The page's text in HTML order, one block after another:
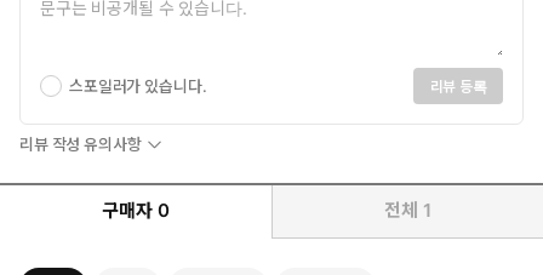
스포일러가 있습니다. 리뷰 등록
리뷰 작성 유의사항
구매자 0 전체 1